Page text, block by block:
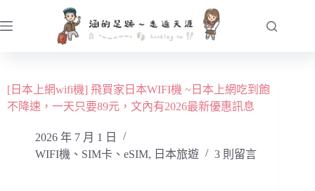
至
容[日本上網wifi機] 飛買家日本WIFI機 ~日本上網吃到飽
不降速，一天只要89元，文內有2026最新優惠訊息
2026 年 7 月 1 日
WIFI機、SIM卡、eSIM, 日本旅遊 3 則留言